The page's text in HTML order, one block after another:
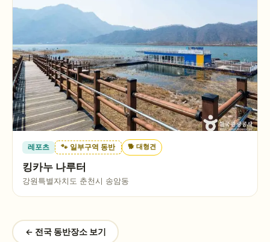
레포츠 🐾 일부구역 동반 🐕 대형견
킹카누 나루터
강원특별자치도 춘천시 송암동
← 전국 동반장소 보기